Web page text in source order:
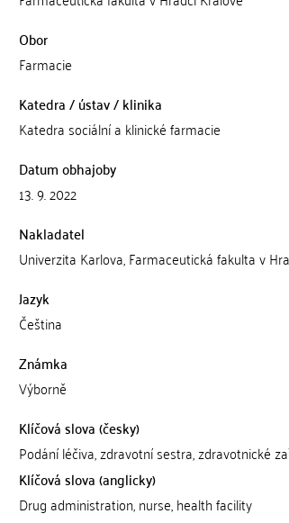
Obor
Farmacie
Katedra / ústav / klinika
Katedra sociální a klinické farmacie
Datum obhajoby
13. 9. 2022
Nakladatel
Univerzita Karlova, Farmaceutická fakulta v
Jazyk
Čeština
Známka
Výborně
Klíčová slova (česky)
Podání léčiva, zdravotní sestra, zdravotnické
Klíčová slova (anglicky)
Drug administration, nurse, health facility